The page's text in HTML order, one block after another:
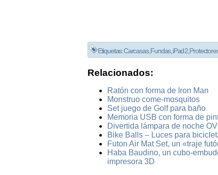
Etiquetas:Carcasas,Fundas,iPad 2,
Relacionados:
Ratón con forma de Iron Man
Monstruo come-mosquitos
Set juego de Golf para baño
Memoria USB con forma de
Divertida lámpara de noche
Bike Balls – Luces para
Futon Air Mat Set, un «traje
Haba Baudino, un cubo-
impresora 3D